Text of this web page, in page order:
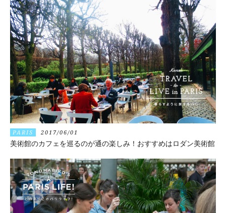
PARIS 2017/06/01
美術館のカフェを巡るのが通の楽しみ！おすすめはロダン美術館